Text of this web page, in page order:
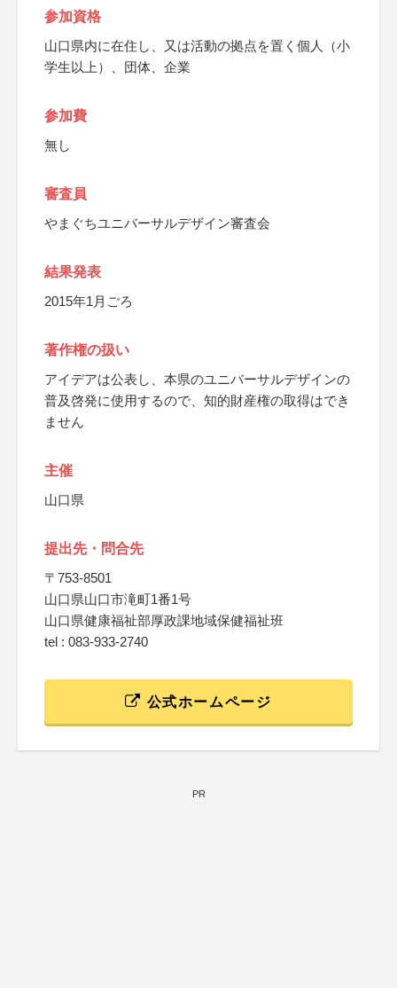
参加資格
山口県内に在住し、又は活動の拠点を置く個人（小
学生以上）、団体、企業
参加費
無し
審査員
やまぐちユニバーサルデザイン審査会
結果発表
2015年1月ごろ
著作権の扱い
アイデアは公表し、本県のユニバーサルデザインの
普及啓発に使用するので、知的財産権の取得はでき
ません
主催
山口県
提出先・問合先
〒753-8501
山口県山口市滝町1番1号
山口県健康福祉部厚政課地域保健福祉班
tel : 083-933-2740
公式ホームページ
PR